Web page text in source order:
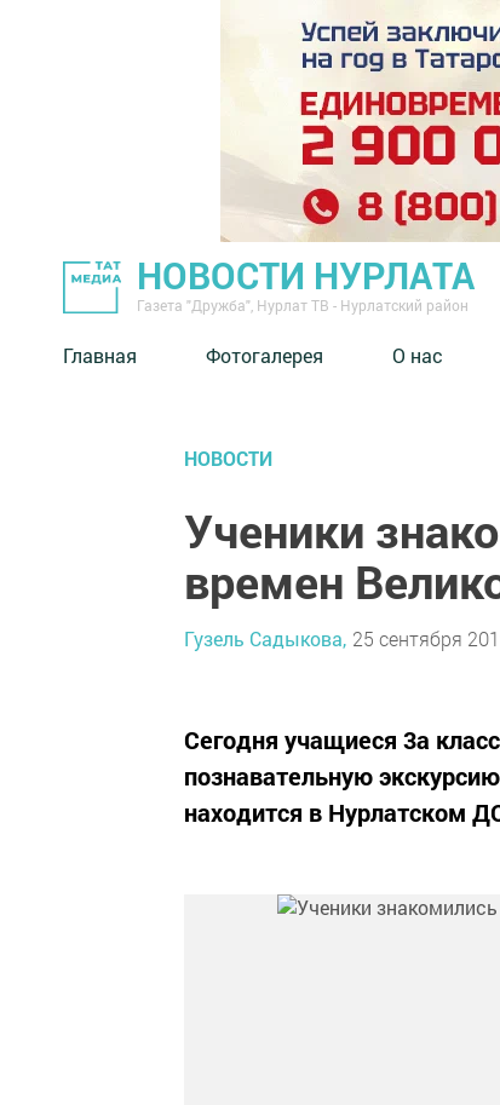
НОВОСТИ НУРЛАТА
Газета "Дружба", Нурлат ТВ - Нурлатский район
Главная Фотогалерея О нас
НОВОСТИ
Ученики
времен
Гузель Садыкова, 25 сентября
Сегодня учащиеся 3а
познавательную
находится в Нурлатском